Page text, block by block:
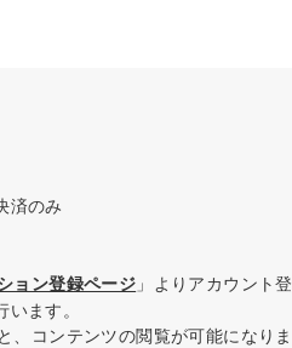
済のみ
ョン登録ページ 」よりアカウント登
ます。
、コンテンツの閲覧が可能になりま